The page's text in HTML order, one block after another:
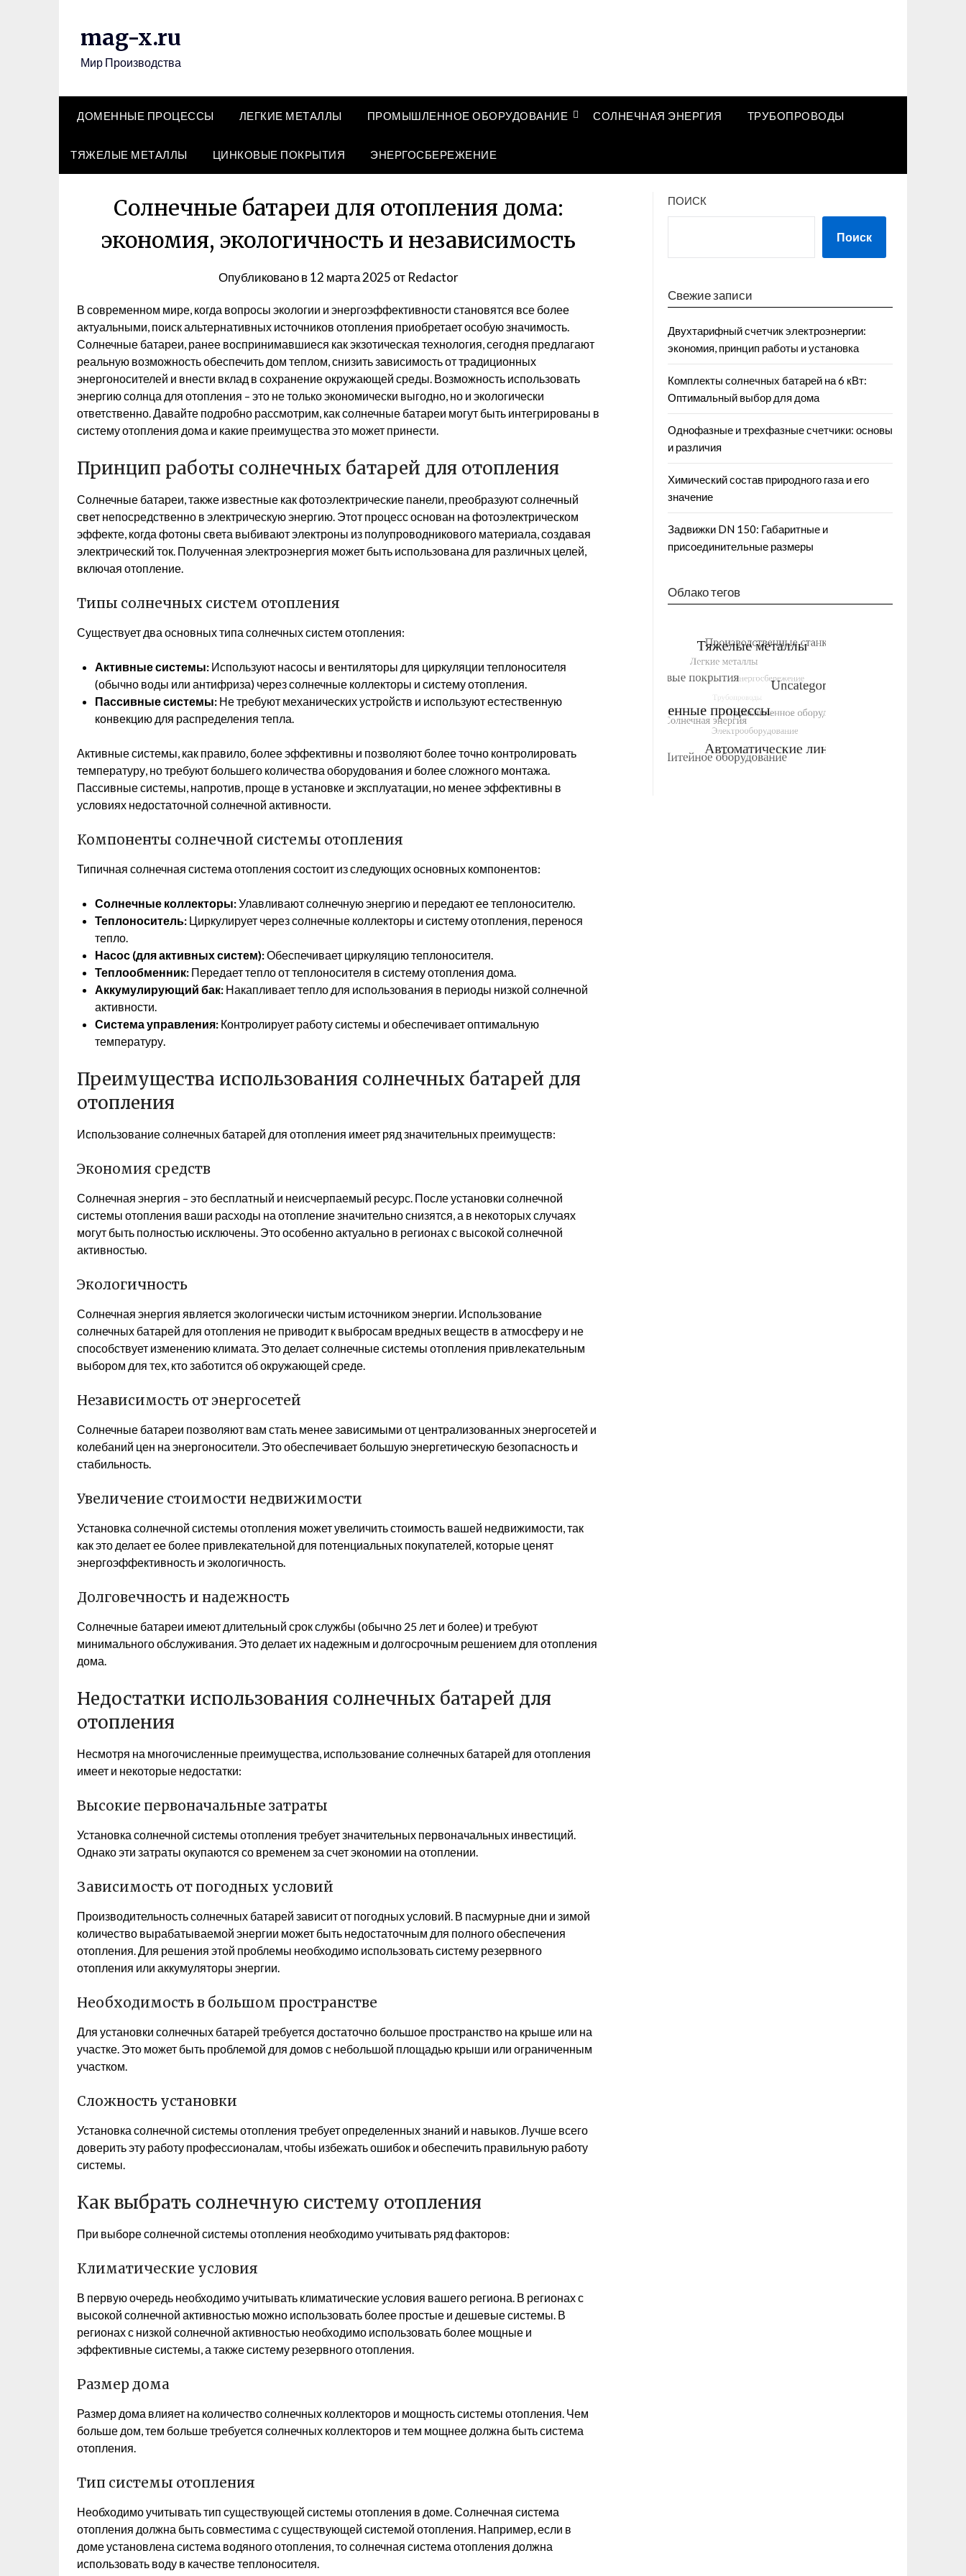
mag-x.ru
Мир Производства
ДОМЕННЫЕ ПРОЦЕССЫ ЛЕГКИЕ МЕТАЛЛЫ ПРОМЫШЛЕННОЕ ОБОРУДОВАНИЕ СОЛНЕЧНАЯ ЭНЕРГИЯ ТРУБОПРОВОДЫ
ТЯЖЕЛЫЕ МЕТАЛЛЫ ЦИНКОВЫЕ ПОКРЫТИЯ ЭНЕРГОСБЕРЕЖЕНИЕ
Солнечные батареи для отопления дома:
экономия, экологичность и независимость
Опубликовано в12 марта 2025от Redactor
В современном мире, когда вопросы экологии и энергоэффективности становятся все более
актуальными, поиск альтернативных источников отопления приобретает особую значимость.
Солнечные батареи, ранее воспринимавшиеся как экзотическая технология, сегодня предлагают
реальную возможность обеспечить дом теплом, снизить зависимость от традиционных
энергоносителей и внести вклад в сохранение окружающей среды. Возможность использовать
энергию солнца для отопления – это не только экономически выгодно, но и экологически
ответственно. Давайте подробно рассмотрим, как солнечные батареи могут быть интегрированы в
систему отопления дома и какие преимущества это может принести.
Принцип работы солнечных батарей для отопления
Солнечные батареи, также известные как фотоэлектрические панели, преобразуют солнечный
свет непосредственно в электрическую энергию. Этот процесс основан на фотоэлектрическом
эффекте, когда фотоны света выбивают электроны из полупроводникового материала, создавая
электрический ток. Полученная электроэнергия может быть использована для различных целей,
включая отопление.
Типы солнечных систем отопления
Существует два основных типа солнечных систем отопления:
Активные системы: Используют насосы и вентиляторы для циркуляции теплоносителя
(обычно воды или антифриза) через солнечные коллекторы и систему отопления.
Пассивные системы: Не требуют механических устройств и используют естественную
конвекцию для распределения тепла.
Активные системы, как правило, более эффективны и позволяют более точно контролировать
температуру, но требуют большего количества оборудования и более сложного монтажа.
Пассивные системы, напротив, проще в установке и эксплуатации, но менее эффективны в
условиях недостаточной солнечной активности.
Компоненты солнечной системы отопления
Типичная солнечная система отопления состоит из следующих основных компонентов:
Солнечные коллекторы:Улавливают солнечную энергию и передают ее теплоносителю.
Теплоноситель: Циркулирует через солнечные коллекторы и систему отопления, перенося
тепло.
Насос (для активных систем):Обеспечивает циркуляцию теплоносителя.
Теплообменник: Передает тепло от теплоносителя в систему отопления дома.
Аккумулирующий бак: Накапливает тепло для использования в периоды низкой солнечной
активности.
Система управления: Контролирует работу системы и обеспечивает оптимальную
температуру.
Преимущества использования солнечных батарей для
отопления
Использование солнечных батарей для отопления имеет ряд значительных преимуществ:
Экономия средств
Солнечная энергия – это бесплатный и неисчерпаемый ресурс. После установки солнечной
системы отопления ваши расходы на отопление значительно снизятся, а в некоторых случаях
могут быть полностью исключены. Это особенно актуально в регионах с высокой солнечной
активностью.
Экологичность
Солнечная энергия является экологически чистым источником энергии. Использование
солнечных батарей для отопления не приводит к выбросам вредных веществ в атмосферу и не
способствует изменению климата. Это делает солнечные системы отопления привлекательным
выбором для тех, кто заботится об окружающей среде.
Независимость от энергосетей
Солнечные батареи позволяют вам стать менее зависимыми от централизованных энергосетей и
колебаний цен на энергоносители. Это обеспечивает большую энергетическую безопасность и
стабильность.
Увеличение стоимости недвижимости
Установка солнечной системы отопления может увеличить стоимость вашей недвижимости, так
как это делает ее более привлекательной для потенциальных покупателей, которые ценят
энергоэффективность и экологичность.
Долговечность и надежность
Солнечные батареи имеют длительный срок службы (обычно 25 лет и более) и требуют
минимального обслуживания. Это делает их надежным и долгосрочным решением для отопления
дома.
Недостатки использования солнечных батарей для
отопления
Несмотря на многочисленные преимущества, использование солнечных батарей для отопления
имеет и некоторые недостатки:
Высокие первоначальные затраты
Установка солнечной системы отопления требует значительных первоначальных инвестиций.
Однако эти затраты окупаются со временем за счет экономии на отоплении.
Зависимость от погодных условий
Производительность солнечных батарей зависит от погодных условий. В пасмурные дни и зимой
количество вырабатываемой энергии может быть недостаточным для полного обеспечения
отопления. Для решения этой проблемы необходимо использовать систему резервного
отопления или аккумуляторы энергии.
Необходимость в большом пространстве
Для установки солнечных батарей требуется достаточно большое пространство на крыше или на
участке. Это может быть проблемой для домов с небольшой площадью крыши или ограниченным
участком.
Сложность установки
Установка солнечной системы отопления требует определенных знаний и навыков. Лучше всего
доверить эту работу профессионалам, чтобы избежать ошибок и обеспечить правильную работу
системы.
Как выбрать солнечную систему отопления
При выборе солнечной системы отопления необходимо учитывать ряд факторов:
Климатические условия
В первую очередь необходимо учитывать климатические условия вашего региона. В регионах с
высокой солнечной активностью можно использовать более простые и дешевые системы. В
регионах с низкой солнечной активностью необходимо использовать более мощные и
эффективные системы, а также систему резервного отопления.
Размер дома
Размер дома влияет на количество солнечных коллекторов и мощность системы отопления. Чем
больше дом, тем больше требуется солнечных коллекторов и тем мощнее должна быть система
отопления.
Тип системы отопления
Необходимо учитывать тип существующей системы отопления в доме. Солнечная система
отопления должна быть совместима с существующей системой отопления. Например, если в
доме установлена система водяного отопления, то солнечная система отопления должна
использовать воду в качестве теплоносителя.
ПОИСК
Поиск
Свежие записи
Двухтарифный счетчик электроэнергии:
экономия, принцип работы и установка
Комплекты солнечных батарей на 6 кВт:
Оптимальный выбор для дома
Однофазные и трехфазные счетчики: основы
и различия
Химический состав природного газа и его
значение
Задвижки DN 150: Габаритные и
присоединительные размеры
Облако тегов